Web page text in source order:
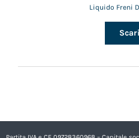
Liquido Freni